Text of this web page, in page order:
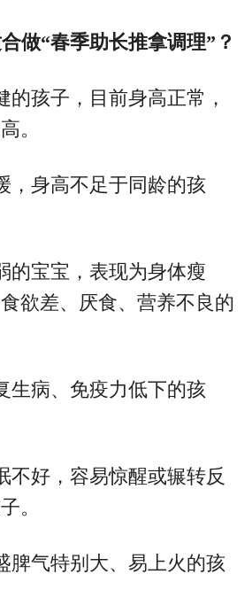
做“春季助长推拿调理”？
的孩子，目前身高正常，
。
，身高不足于同龄的孩
的宝宝，表现为身体瘦
欲差、厌食、营养不良的
生病、免疫力低下的孩
不好，容易惊醒或辗转反
。
脾气特别大、易上火的孩